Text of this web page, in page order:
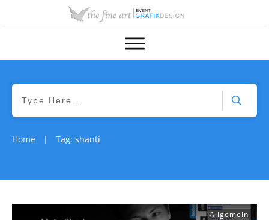
Home | Tag: shanti
Allgemein